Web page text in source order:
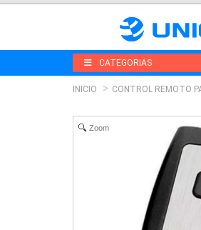
CATEGORIAS
INICIO CONTROL REMOTO
Zoom